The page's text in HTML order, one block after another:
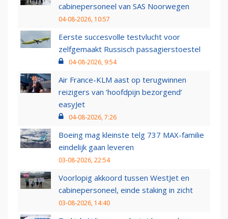
cabinepersoneel van SAS Noorwegen
04-08-2026, 10:57
Eerste succesvolle testvlucht voor
zelfgemaakt Russisch passagierstoestel
04-08-2026, 9:54
Air France-KLM aast op terugwinnen
reizigers van ‘hoofdpijn bezorgend’
easyJet
04-08-2026, 7:26
Boeing mag kleinste telg 737 MAX-familie
eindelijk gaan leveren
03-08-2026, 22:54
Voorlopig akkoord tussen WestJet en
cabinepersoneel, einde staking in zicht
03-08-2026, 14:40